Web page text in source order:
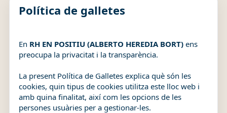
Política de galletes
En RH EN POSITIU (ALBERTO HEREDIA BORT) ens
preocupa la privacitat i la transparència.
La present Política de Galletes explica què són les
cookies, quin tipus de cookies utilitza este lloc web i
amb quina finalitat, així com les opcions de les
persones usuàries per a gestionar-les.